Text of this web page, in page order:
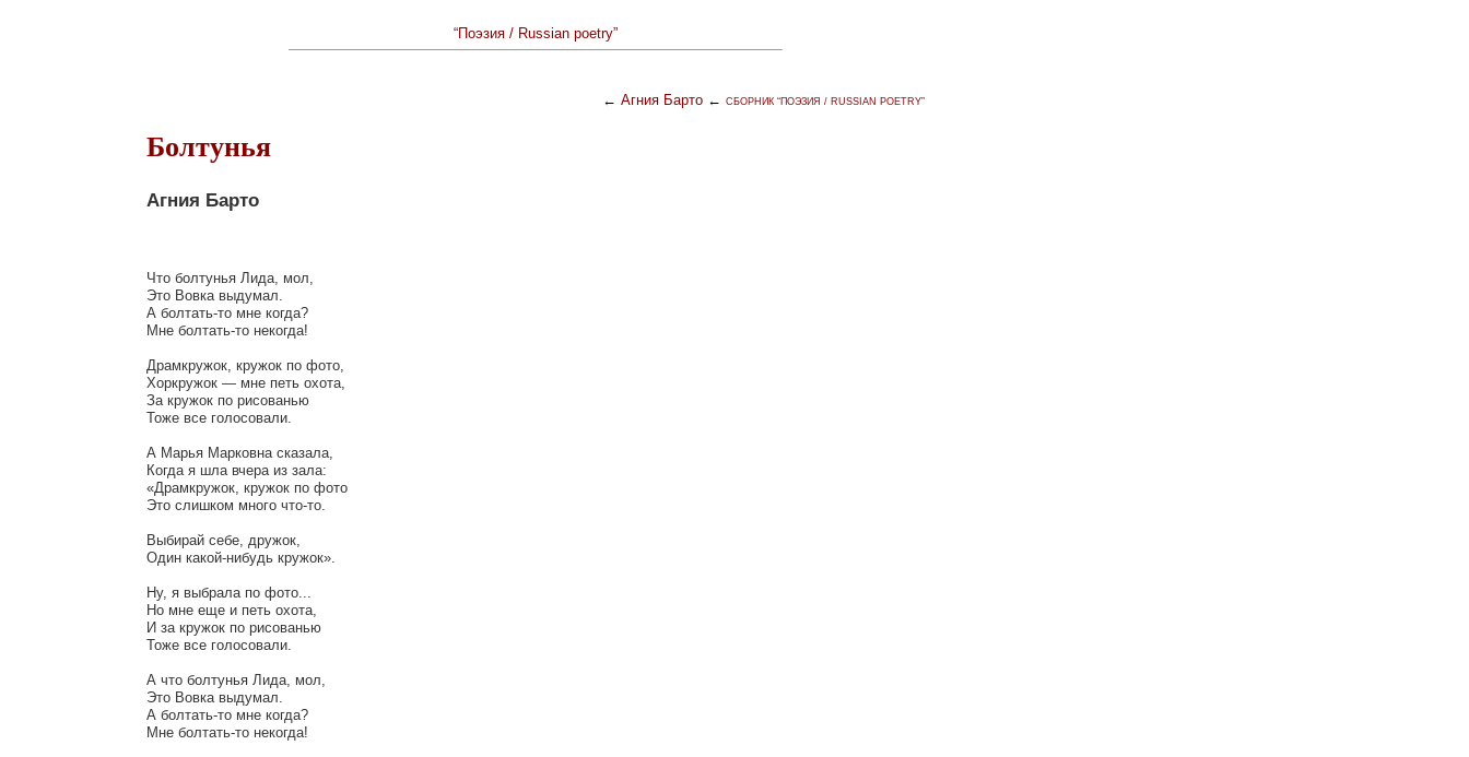
“Поэзия / Russian poetry”
← Агния Барто ← СБОРНИК “ПОЭЗИЯ / RUSSIAN POETRY”
Болтунья
Агния Барто
Что болтунья Лида, мол,
Это Вовка выдумал.
А болтать-то мне когда?
Мне болтать-то некогда!
Драмкружок, кружок по фото,
Хоркружок — мне петь охота,
За кружок по рисованью
Тоже все голосовали.
А Марья Марковна сказала,
Когда я шла вчера из зала:
«Драмкружок, кружок по фото
Это слишком много что-то.
Выбирай себе, дружок,
Один какой-нибудь кружок».
Ну, я выбрала по фото...
Но мне еще и петь охота,
И за кружок по рисованью
Тоже все голосовали.
А что болтунья Лида, мол,
Это Вовка выдумал.
А болтать-то мне когда?
Мне болтать-то некогда!